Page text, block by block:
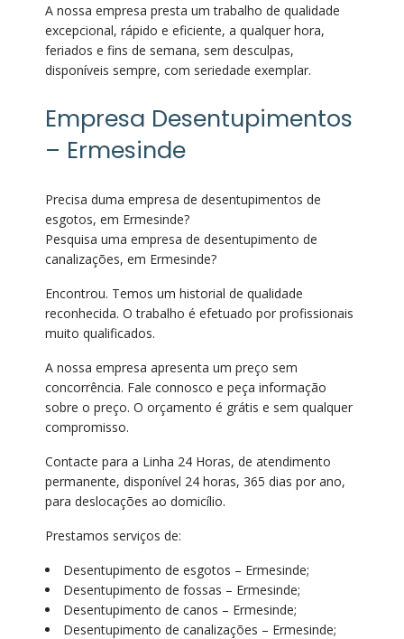
A nossa empresa presta um trabalho de qualidade
excepcional, rápido e eficiente, a qualquer hora,
feriados e fins de semana, sem desculpas,
disponíveis sempre, com seriedade exemplar.
Empresa Desentupimentos
– Ermesinde
Precisa duma empresa de desentupimentos de
esgotos, em Ermesinde?
Pesquisa uma empresa de desentupimento de
canalizações, em Ermesinde?
Encontrou. Temos um historial de qualidade
reconhecida. O trabalho é efetuado por profissionais
muito qualificados.
A nossa empresa apresenta um preço sem
concorrência. Fale connosco e peça informação
sobre o preço. O orçamento é grátis e sem qualquer
compromisso.
Contacte para a Linha 24 Horas, de atendimento
permanente, disponível 24 horas, 365 dias por ano,
para deslocações ao domicílio.
Prestamos serviços de:
Desentupimento de esgotos – Ermesinde;
Desentupimento de fossas – Ermesinde;
Desentupimento de canos – Ermesinde;
Desentupimento de canalizações – Ermesinde;